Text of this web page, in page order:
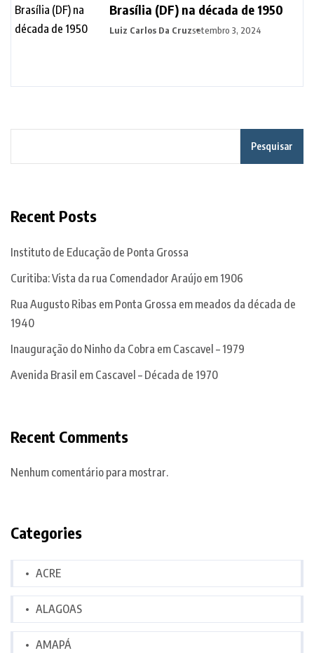
Brasília (DF) na década de 1950
Luiz Carlos Da Cruzsetembro 3, 2024
Pesquisar
Recent Posts
Instituto de Educação de Ponta Grossa
Curitiba: Vista da rua Comendador Araújo em 1906
Rua Augusto Ribas em Ponta Grossa em meados da década de
1940
Inauguração do Ninho da Cobra em Cascavel – 1979
Avenida Brasil em Cascavel – Década de 1970
Recent Comments
Nenhum comentário para mostrar.
Categories
ACRE
ALAGOAS
AMAPÁ